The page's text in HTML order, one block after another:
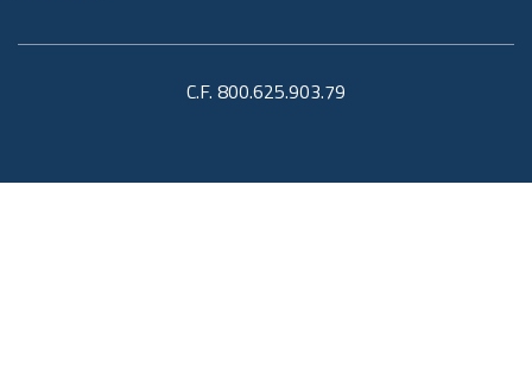
C.F. 800.625.903.79